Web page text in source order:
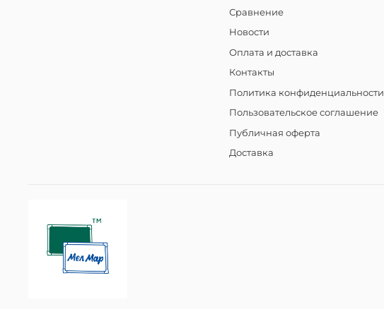
Сравнение
Новости
Оплата и доставка
Контакты
Политика конфиденциальности
Пользовательское соглашение
Публичная оферта
Доставка